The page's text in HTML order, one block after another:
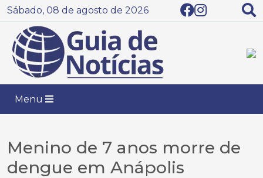
Sábado, 08 de agosto de 2026
Menu
Menino de 7 anos morre de
dengue em Anápolis